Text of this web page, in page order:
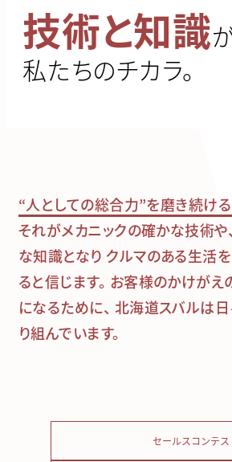
技術と知識
私たちのチカラ。
“人としての総合力”を磨き続ける
それがメカニックの確かな技術や
な知識となり クルマのある生活
ると信じます。 お客様のかけがえ
になるために、 北海道スバルは
り組んでいます。
セールスコンテス